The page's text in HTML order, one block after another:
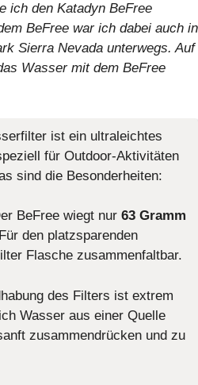
ich den Katadyn BeFree
BeFree war ich dabei auch in
Sierra Nevada unterwegs. Auf
Wasser mit dem BeFree
ist ein ultraleichtes
für Outdoor-Aktivitäten
sind die Besonderheiten:
BeFree wiegt nur63 Gramm
Für den platzsparenden
Flasche zusammenfaltbar.
des Filters ist extrem
Wasser aus einer Quelle
zusammendrücken und zu